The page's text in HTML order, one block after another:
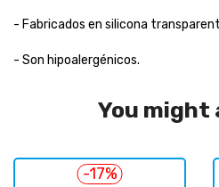
- Fabricados en silicona
- Son hipoalergénicos.
You might
-17%